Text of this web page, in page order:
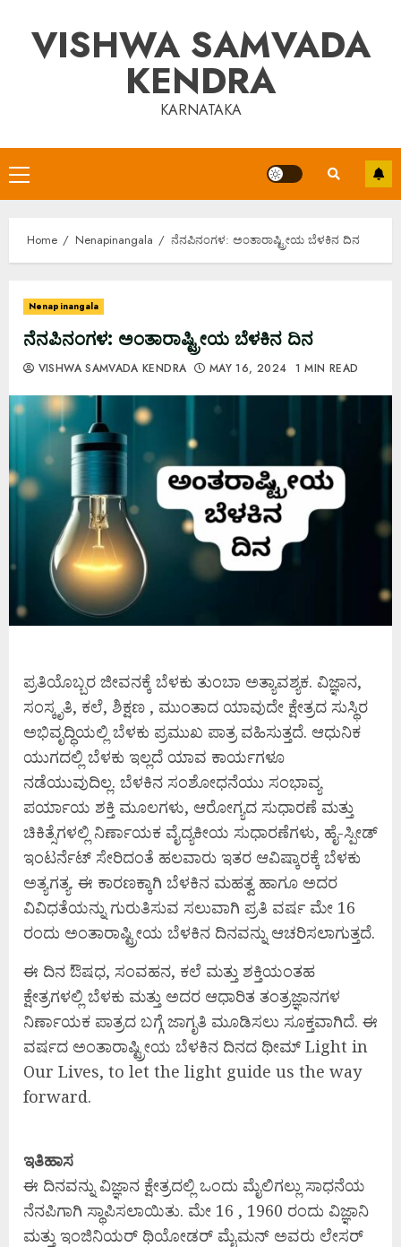
contentVISHWA SAMVADA
KENDRA
KARNATAKA
Primary
Menu
Home Nenapinangala ನೆನಪಿನಂಗಳ: ಅಂತಾರಾಷ್ಟ್ರೀಯ ಬೆಳಕಿನ ದಿನ
Nenapinangala
ನೆನಪಿನಂಗಳ: ಅಂತಾರಾಷ್ಟ್ರೀಯ ಬೆಳಕಿನ ದಿನ
VISHWA SAMVADA KENDRA MAY 16, 2024 1 MIN READ
ಪ್ರತಿಯೊಬ್ಬರ ಜೀವನಕ್ಕೆ ಬೆಳಕು ತುಂಬಾ ಅತ್ಯಾವಶ್ಯಕ. ವಿಜ್ಞಾನ,
ಸಂಸ್ಕೃತಿ, ಕಲೆ, ಶಿಕ್ಷಣ , ಮುಂತಾದ ಯಾವುದೇ ಕ್ಷೇತ್ರದ ಸುಸ್ಥಿರ
ಅಭಿವೃದ್ಧಿಯಲ್ಲಿ ಬೆಳಕು ಪ್ರಮುಖ ಪಾತ್ರ ವಹಿಸುತ್ತದೆ. ಆಧುನಿಕ
ಯುಗದಲ್ಲಿ ಬೆಳಕು ಇಲ್ಲದೆ ಯಾವ ಕಾರ್ಯಗಳೂ
ನಡೆಯುವುದಿಲ್ಲ. ಬೆಳಕಿನ ಸಂಶೋಧನೆಯು ಸಂಭಾವ್ಯ
ಪರ್ಯಾಯ ಶಕ್ತಿ ಮೂಲಗಳು, ಆರೋಗ್ಯದ ಸುಧಾರಣೆ ಮತ್ತು
ಚಿಕಿತ್ಸೆಗಳಲ್ಲಿ ನಿರ್ಣಾಯಕ ವೈದ್ಯಕೀಯ ಸುಧಾರಣೆಗಳು, ಹೈ-ಸ್ಪೀಡ್
ಇಂಟರ್ನೆಟ್ ಸೇರಿದಂತೆ ಹಲವಾರು ಇತರ ಆವಿಷ್ಕಾರಕ್ಕೆ ಬೆಳಕು
ಅತ್ಯಗತ್ಯ. ಈ ಕಾರಣಕ್ಕಾಗಿ ಬೆಳಕಿನ ಮಹತ್ವ ಹಾಗೂ ಅದರ
ವಿವಿಧತೆಯನ್ನು ಗುರುತಿಸುವ ಸಲುವಾಗಿ ಪ್ರತಿ ವರ್ಷ ಮೇ 16
ರಂದು ಅಂತಾರಾಷ್ಟ್ರೀಯ ಬೆಳಕಿನ ದಿನವನ್ನು ಆಚರಿಸಲಾಗುತ್ತದೆ.
ಈ ದಿನ ಔಷಧ, ಸಂವಹನ, ಕಲೆ ಮತ್ತು ಶಕ್ತಿಯಂತಹ
ಕ್ಷೇತ್ರಗಳಲ್ಲಿ ಬೆಳಕು ಮತ್ತು ಅದರ ಆಧಾರಿತ ತಂತ್ರಜ್ಞಾನಗಳ
ನಿರ್ಣಾಯಕ ಪಾತ್ರದ ಬಗ್ಗೆ ಜಾಗೃತಿ ಮೂಡಿಸಲು ಸೂಕ್ತವಾಗಿದೆ. ಈ
ವರ್ಷದ ಅಂತಾರಾಷ್ಟ್ರೀಯ ಬೆಳಕಿನ ದಿನದ ಥೀಮ್‌ Light in
Our Lives, to let the light guide us the way
forward.
ಇತಿಹಾಸ
ಈ ದಿನವನ್ನು ವಿಜ್ಞಾನ ಕ್ಷೇತ್ರದಲ್ಲಿ ಒಂದು ಮೈಲಿಗಲ್ಲು ಸಾಧನೆಯ
ನೆನಪಿಗಾಗಿ ಸ್ಥಾಪಿಸಲಾಯಿತು. ಮೇ 16 , 1960 ರಂದು ವಿಜ್ಞಾನಿ
ಮತ್ತು ಇಂಜಿನಿಯರ್ ಥಿಯೋಡರ್ ಮೈಮನ್ ಅವರು ಲೇಸರ್